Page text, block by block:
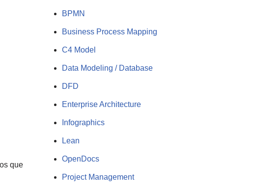
que
BPMN
Business Process Mapping
C4 Model
Data Modeling / Database
DFD
Enterprise Architecture
Infographics
Lean
OpenDocs
Project Management